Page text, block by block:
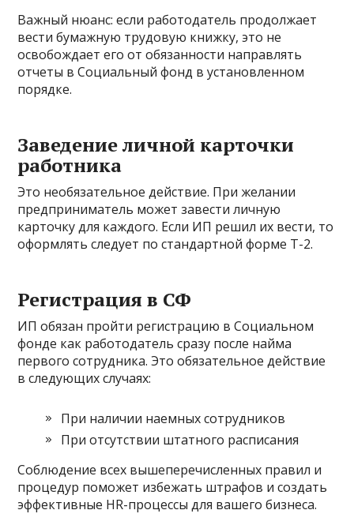
Важный нюанс: если работодатель продолжает
вести бумажную трудовую книжку, это не
освобождает его от обязанности направлять
отчеты в Социальный фонд в установленном
порядке.
Заведение личной карточки
работника
Это необязательное действие. При желании
предприниматель может завести личную
карточку для каждого. Если ИП решил их вести, то
оформлять следует по стандартной форме Т-2.
Регистрация в СФ
ИП обязан пройти регистрацию в Социальном
фонде как работодатель сразу после найма
первого сотрудника. Это обязательное действие
в следующих случаях:
При наличии наемных сотрудников
При отсутствии штатного расписания
Соблюдение всех вышеперечисленных правил и
процедур поможет избежать штрафов и создать
эффективные HR-процессы для вашего бизнеса.